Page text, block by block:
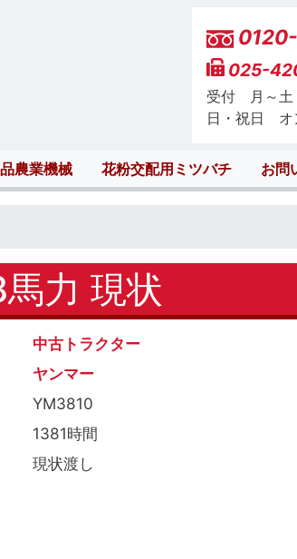
025-
受付 月～
日・祝日 オ
農業機械 花粉交配用ミツバチ お問
力 現状
中古トラクター
ヤンマー
YM3810
1381時間
現状渡し